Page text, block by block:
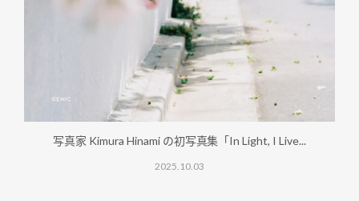
写真家 Kimura Hinami の初写真集「In Light, I Live...
2025.10.03